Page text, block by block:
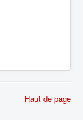
Haut de page